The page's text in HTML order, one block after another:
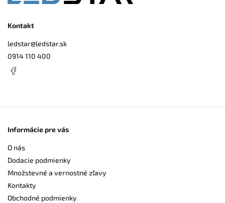
Kontakt
ledstar@ledstar.sk
0914 110 400
Informácie pre vás
O nás
Dodacie podmienky
Množstevné a vernostné zľavy
Kontakty
Obchodné podmienky